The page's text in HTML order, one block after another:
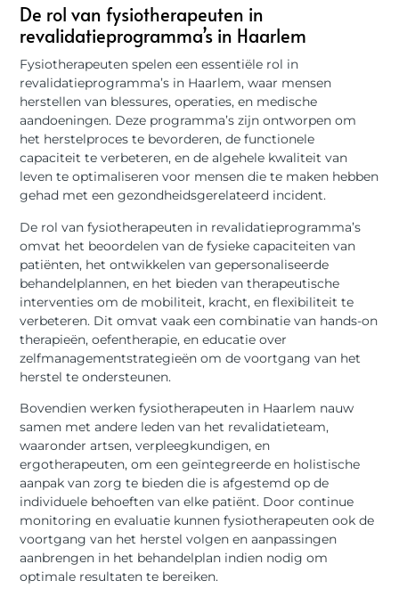
De rol van fysiotherapeuten in
revalidatieprogramma’s in Haarlem
Fysiotherapeuten spelen een essentiële rol in
revalidatieprogramma’s in Haarlem, waar mensen
herstellen van blessures, operaties, en medische
aandoeningen. Deze programma’s zijn ontworpen om
het herstelproces te bevorderen, de functionele
capaciteit te verbeteren, en de algehele kwaliteit van
leven te optimaliseren voor mensen die te maken hebben
gehad met een gezondheidsgerelateerd incident.
De rol van fysiotherapeuten in revalidatieprogramma’s
omvat het beoordelen van de fysieke capaciteiten van
patiënten, het ontwikkelen van gepersonaliseerde
behandelplannen, en het bieden van therapeutische
interventies om de mobiliteit, kracht, en flexibiliteit te
verbeteren. Dit omvat vaak een combinatie van hands-on
therapieën, oefentherapie, en educatie over
zelfmanagementstrategieën om de voortgang van het
herstel te ondersteunen.
Bovendien werken fysiotherapeuten in Haarlem nauw
samen met andere leden van het revalidatieteam,
waaronder artsen, verpleegkundigen, en
ergotherapeuten, om een geïntegreerde en holistische
aanpak van zorg te bieden die is afgestemd op de
individuele behoeften van elke patiënt. Door continue
monitoring en evaluatie kunnen fysiotherapeuten ook de
voortgang van het herstel volgen en aanpassingen
aanbrengen in het behandelplan indien nodig om
optimale resultaten te bereiken.